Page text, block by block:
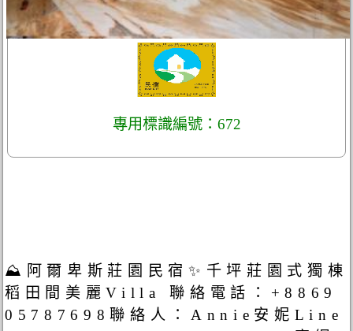
專用標識編號：672
⛰️阿爾卑斯莊園民宿✨千坪莊園式獨棟
稻田間美麗Villa 聯絡電話：+8869
05787698聯絡人：Annie安妮Line